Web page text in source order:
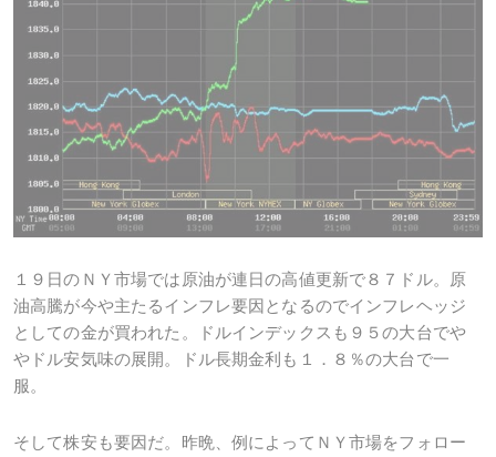
１９日のＮＹ市場では原油が連日の高値更新で８７ドル。原
油高騰が今や主たるインフレ要因となるのでインフレヘッジ
としての金が買われた。ドルインデックスも９５の大台でや
やドル安気味の展開。ドル長期金利も１．８％の大台で一
服。
そして株安も要因だ。昨晩、例によってＮＹ市場をフォロー